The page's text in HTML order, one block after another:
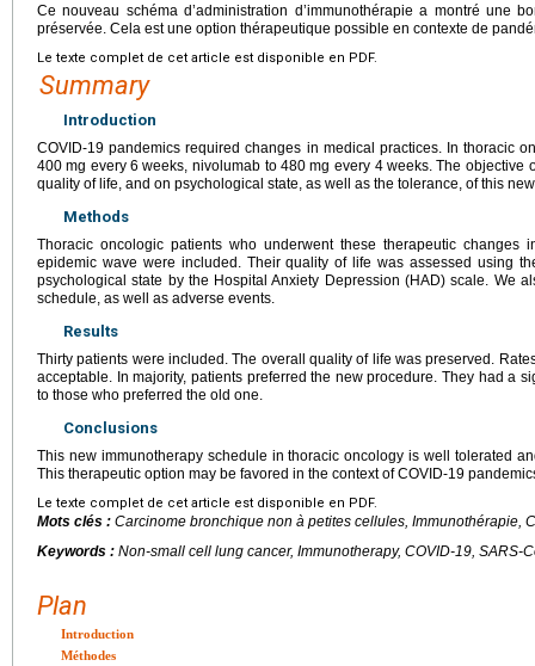
Ce nouveau schéma d’administration d’immunothérapie a montré une
préservée. Cela est une option thérapeutique possible en contexte de
Le texte complet de cet article est disponible en PDF.
Summary
Introduction
COVID-19 pandemics required changes in medical practices. In thoracic
400 mg every 6 weeks, nivolumab to 480 mg every 4 weeks. The objective
quality of life, and on psychological state, as well as the tolerance, of this
Methods
Thoracic oncologic patients who underwent these therapeutic changes
epidemic wave were included. Their quality of life was assessed using
psychological state by the Hospital Anxiety Depression (HAD) scale. We
schedule, as well as adverse events.
Results
Thirty patients were included. The overall quality of life was preserved.
acceptable. In majority, patients preferred the new procedure. They had a
to those who preferred the old one.
Conclusions
This new immunotherapy schedule in thoracic oncology is well tolerated
This therapeutic option may be favored in the context of COVID-19
Le texte complet de cet article est disponible en PDF.
Mots clés : Carcinome bronchique non à petites cellules, Immunothérapie,
Keywords : Non-small cell lung cancer, Immunotherapy, COVID-19, SARS-
Plan
Introduction
Méthodes